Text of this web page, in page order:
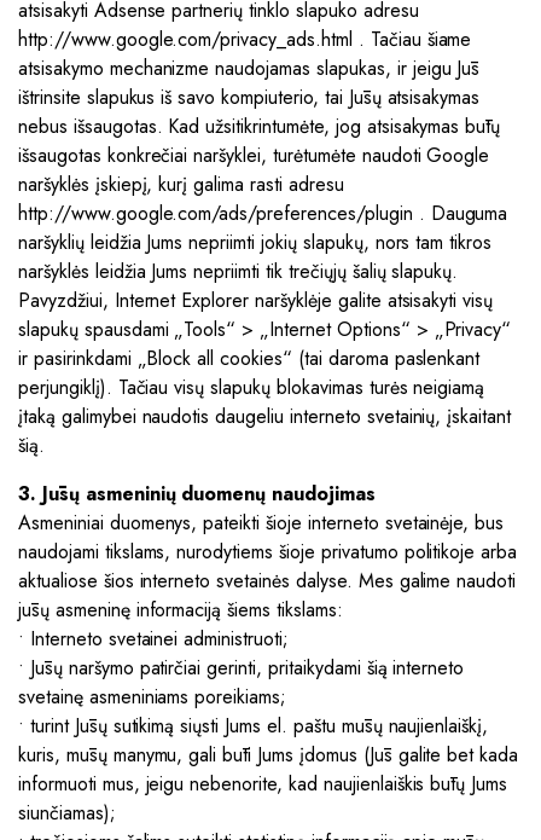
atsisakyti Adsense partnerių tinklo slapuko adresu
http://www.google.com/privacy_ads.html . Tačiau šiame
atsisakymo mechanizme naudojamas slapukas, ir jeigu Jūs
ištrinsite slapukus iš savo kompiuterio, tai Jūsų atsisakymas
nebus išsaugotas. Kad užsitikrintumėte, jog atsisakymas būtų
išsaugotas konkrečiai naršyklei, turėtumėte naudoti Google
naršyklės įskiepį, kurį galima rasti adresu
http://www.google.com/ads/preferences/plugin . Dauguma
naršyklių leidžia Jums nepriimti jokių slapukų, nors tam tikros
naršyklės leidžia Jums nepriimti tik trečiųjų šalių slapukų.
Pavyzdžiui, Internet Explorer naršyklėje galite atsisakyti visų
slapukų spausdami „Tools“ > „Internet Options“ > „Privacy“
ir pasirinkdami „Block all cookies“ (tai daroma paslenkant
perjungiklį). Tačiau visų slapukų blokavimas turės neigiamą
įtaką galimybei naudotis daugeliu interneto svetainių, įskaitant
šią.
3. Jūsų asmeninių duomenų naudojimas
Asmeniniai duomenys, pateikti šioje interneto svetainėje, bus
naudojami tikslams, nurodytiems šioje privatumo politikoje arba
aktualiose šios interneto svetainės dalyse. Mes galime naudoti
jūsų asmeninę informaciją šiems tikslams:
• Interneto svetainei administruoti;
• Jūsų naršymo patirčiai gerinti, pritaikydami šią interneto
svetainę asmeniniams poreikiams;
• turint Jūsų sutikimą siųsti Jums el. paštu mūsų naujienlaiškį,
kuris, mūsų manymu, gali būti Jums įdomus (Jūs galite bet kada
informuoti mus, jeigu nebenorite, kad naujienlaiškis būtų Jums
siunčiamas);